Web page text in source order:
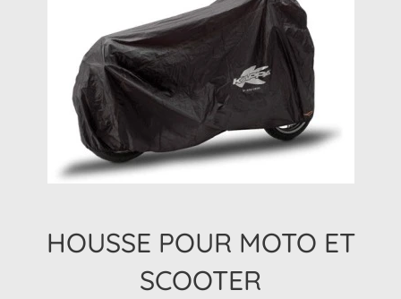
HOUSSE POUR MOTO ET
SCOOTER